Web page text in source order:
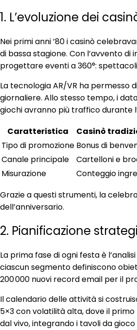
1. L’evoluzione dei
Nei primi anni ’80 i casinò
di bassa stagione. Con l’avvento
progettare eventi a 360°:
La tecnologia AR/VR ha
giornaliere. Allo stesso tempo, i
giochi avranno più traffico durante
Caratteristica
Casinò
Tipo di promozione Bonus di
Canale principale
Cartelloni e
Misurazione
Conteggio
Grazie a questi strumenti, la
dell’anniversario.
2. Pianificazione
La prima fase di ogni festa è
ciascun segmento definiscono
200 000 nuovi record email per il
Il calendario delle attività si
5×3 con volatilità alta, dove il
dal vivo, integrando i tavoli da